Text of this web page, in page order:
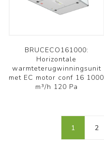
BRUCECO161000:
Horizontale
warmteterugwinningsunit
met EC motor conf 16 1000
m³/h 120 Pa
1 2